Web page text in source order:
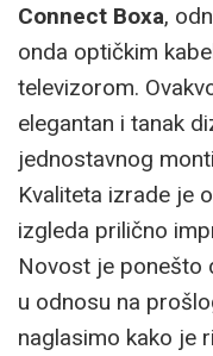
Connect Boxa,
onda optičkim
televizorom.
elegantan i tanak
jednostavnog
Kvaliteta izrade je
izgleda prilično
Novost je ponešto
u odnosu na
naglasimo kako je